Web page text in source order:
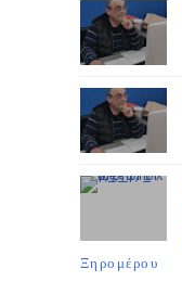
Ξηρομέρου